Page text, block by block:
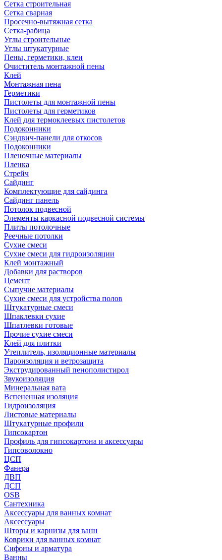
Сетка строительная
Сетка сварная
Просечно-вытяжная сетка
Сетка-рабица
Углы строительные
Углы штукатурные
Пены, герметики, клеи
Очиститель монтажной пены
Клей
Монтажная пена
Герметики
Пистолеты для монтажной пены
Пистолеты для герметиков
Клей для термоклеевых пистолетов
Подоконники
Сэндвич-панели для откосов
Подоконники
Пленочные материалы
Пленка
Стрейч
Сайдинг
Комплектующие для сайдинга
Сайдинг панель
Потолок подвесной
Элементы каркасной подвесной системы
Плиты потолочные
Реечные потолки
Сухие смеси
Сухие смеси для гидроизоляции
Клей монтажный
Добавки для растворов
Цемент
Сыпучие материалы
Сухие смеси для устройства полов
Штукатурные смеси
Шпаклевки сухие
Шпатлевки готовые
Прочие сухие смеси
Клей для плитки
Утеплитель, изоляционные материалы
Пароизоляция и ветрозащита
Экструдированный пенополистирол
Звукоизоляция
Минеральная вата
Вспененная изоляция
Гидроизоляция
Листовые материалы
Штукатурные профили
Гипсокартон
Профиль для гипсокартона и аксессуары
Гипсоволокно
ЦСП
Фанера
ДВП
ДСП
OSB
Сантехника
Аксессуары для ванных комнат
Аксессуары
Шторы и карнизы для ванн
Коврики для ванных комнат
Сифоны и арматура
Ванны